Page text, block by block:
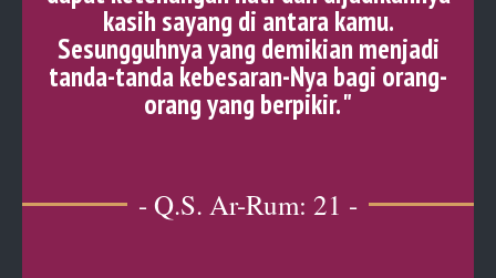
kasih sayang di antara kamu.
Sesungguhnya yang demikian menjadi
tanda-tanda kebesaran-Nya bagi orang-
orang yang berpikir. "
- Q.S. Ar-Rum: 21 -